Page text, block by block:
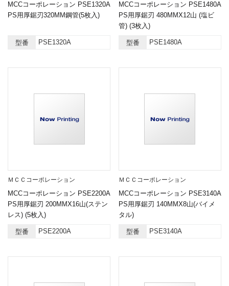
MCCコーポレーション PSE1320A
PS用厚鋸刃320MM鋼管(5枚入)
型番 PSE1320A
MCCコーポレーション PSE1480A
PS用厚鋸刃 480MMX12山 (塩ビ
管) (3枚入)
型番 PSE1480A
ＭＣＣコーポレーション
MCCコーポレーション PSE2200A
PS用厚鋸刃 200MMX16山(ステン
レス) (5枚入)
型番 PSE2200A
ＭＣＣコーポレーション
MCCコーポレーション PSE3140A
PS用厚鋸刃 140MMX8山(バイメ
タル)
型番 PSE3140A